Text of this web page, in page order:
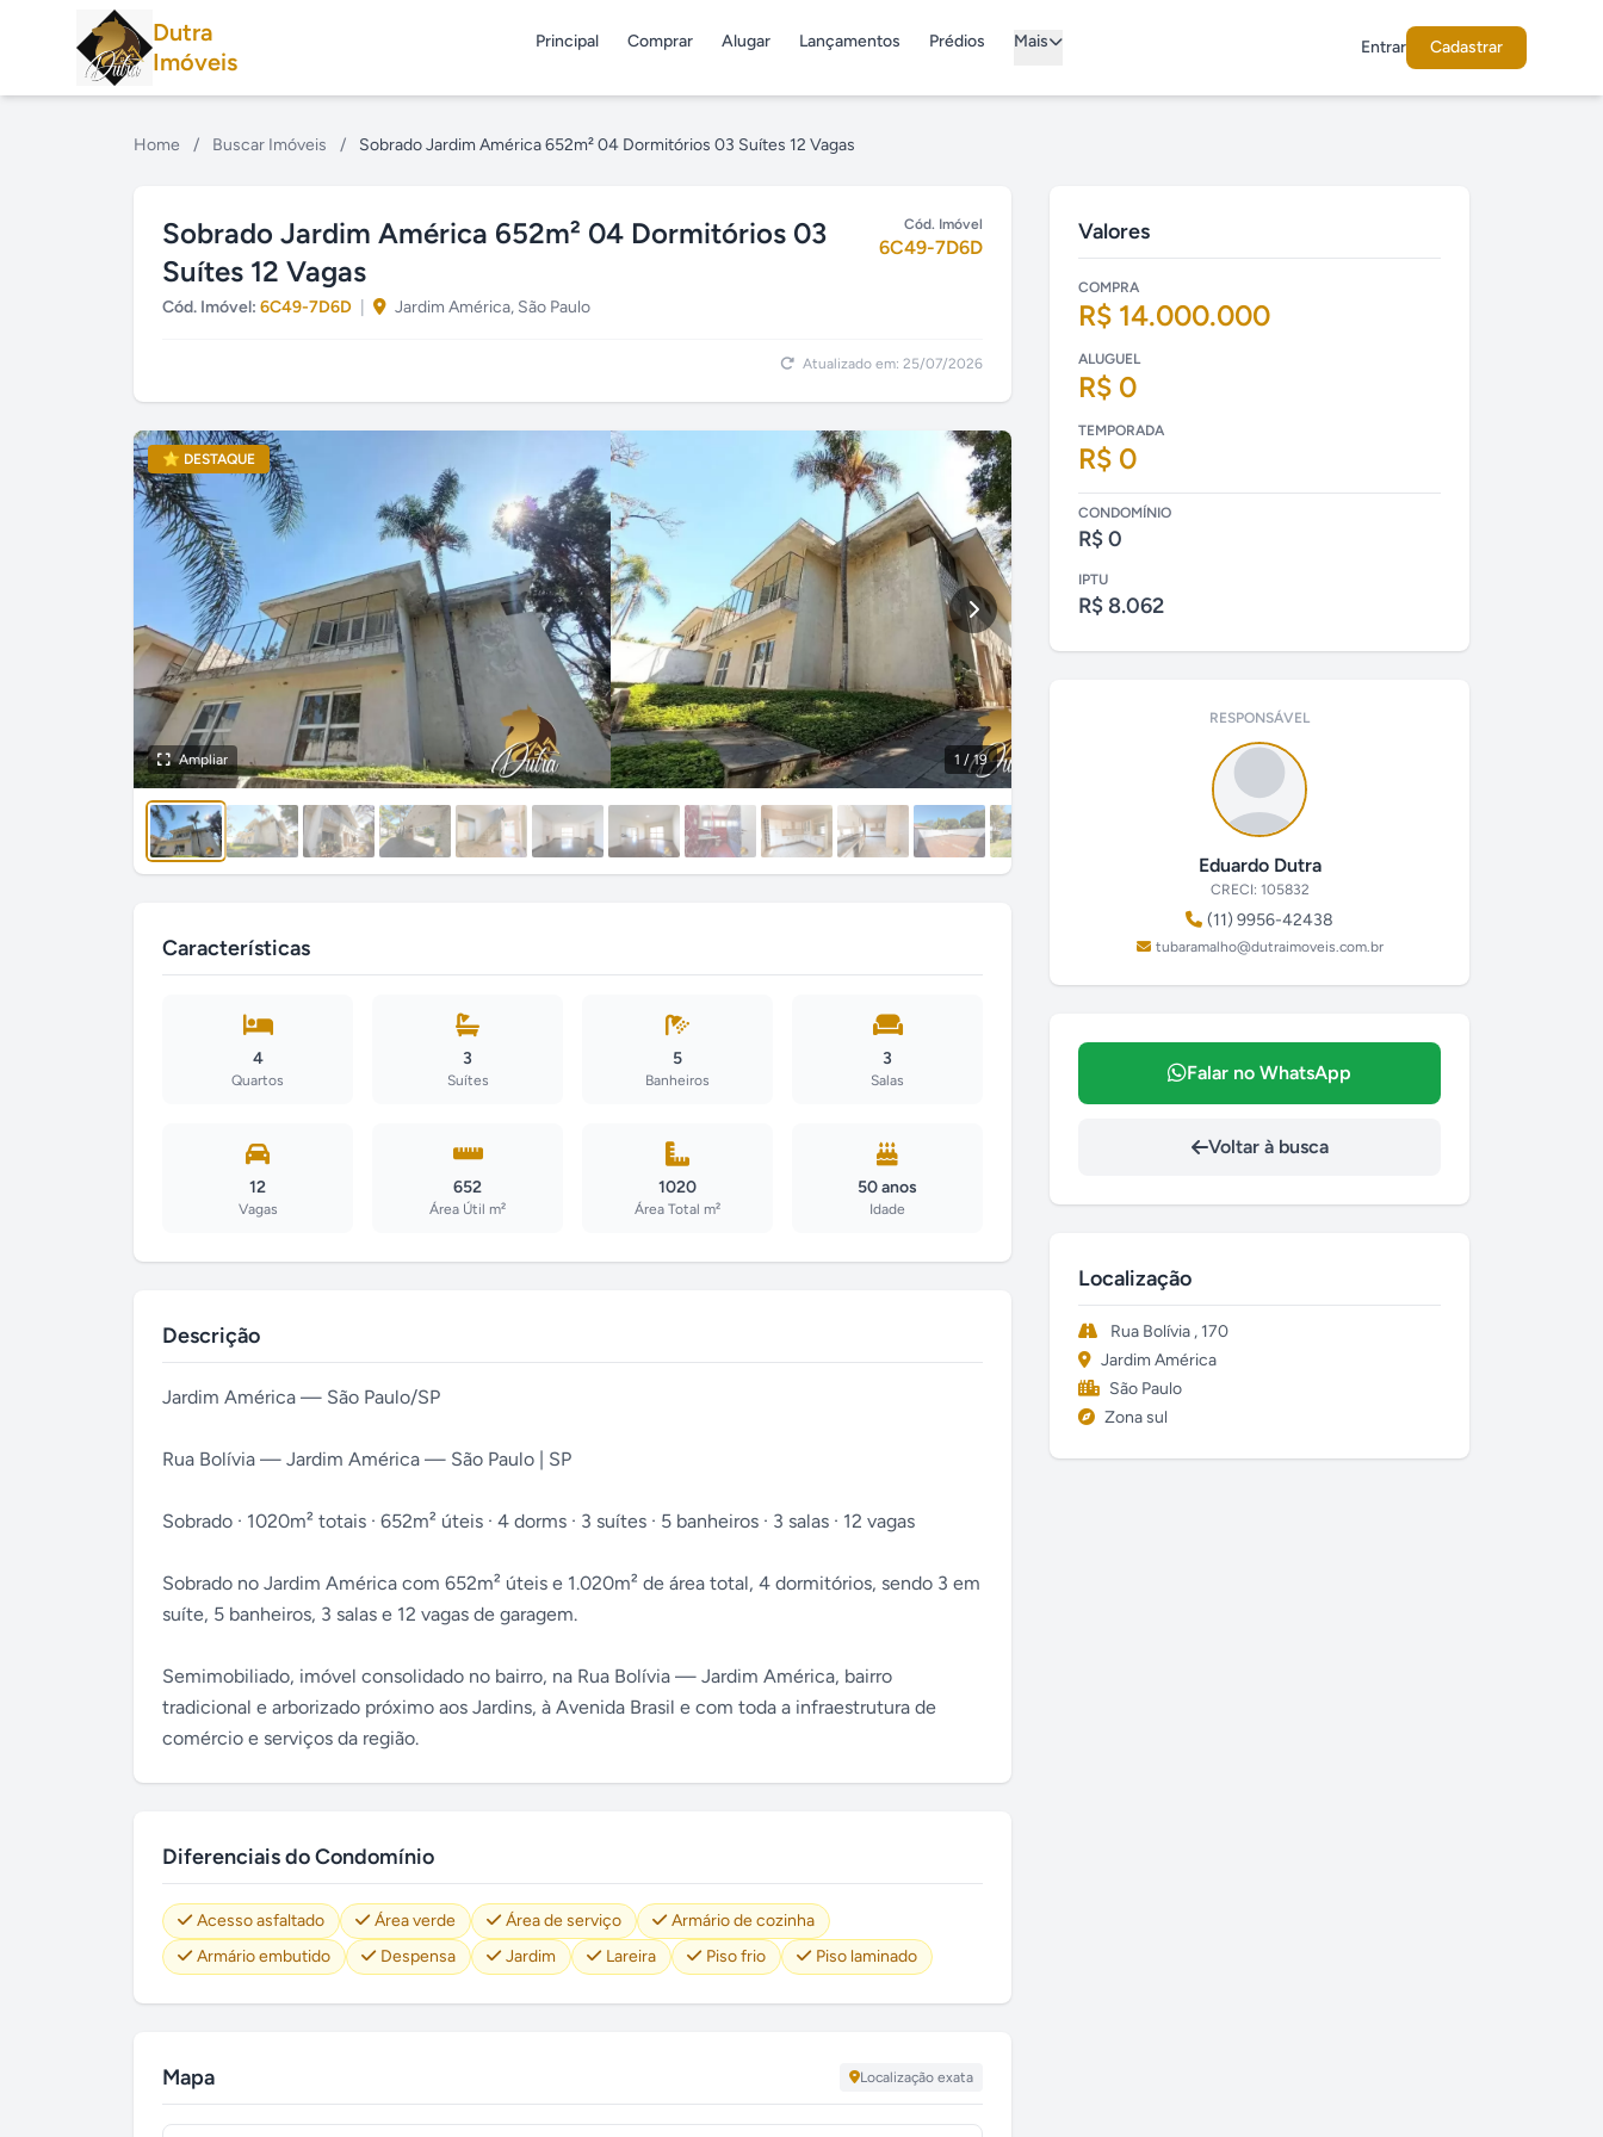
Dutra
Imóveis
Principal Comprar Alugar Lançamentos Prédios Mais Entrar Cadastrar
Home / Buscar Imóveis / Sobrado Jardim América 652m² 04 Dormitórios 03 Suítes 12 Vagas
Sobrado Jardim América 652m² 04 Dormitórios 03
Suítes 12 Vagas
Cód. Imóvel: 6C49-7D6D Jardim América, São Paulo
Cód. Imóvel
6C49-7D6D
Atualizado em: 25/07/2026
1 / 19
⭐ DESTAQUE
Ampliar
Características
4
Quartos
3
Suítes
5
Banheiros
3
Salas
12
Vagas
652
Área Útil m²
1020
Área Total m²
50 anos
Idade
Descrição
Jardim América — São Paulo/SP
Rua Bolívia — Jardim América — São Paulo | SP
Sobrado · 1020m² totais · 652m² úteis · 4 dorms · 3 suítes · 5 banheiros · 3 salas · 12 vagas
Sobrado no Jardim América com 652m² úteis e 1.020m² de área total, 4 dormitórios, sendo 3 em
suíte, 5 banheiros, 3 salas e 12 vagas de garagem.
Semimobiliado, imóvel consolidado no bairro, na Rua Bolívia — Jardim América, bairro
tradicional e arborizado próximo aos Jardins, à Avenida Brasil e com toda a infraestrutura de
comércio e serviços da região.
Diferenciais do Condomínio
Acesso asfaltado Área verde Área de serviço
Armário de cozinha
Armário embutido
Despensa Jardim Lareira Piso frio Piso laminado
Mapa Localização exata
Valores
COMPRA
R$ 14.000.000
ALUGUEL
R$ 0
TEMPORADA
R$ 0
CONDOMÍNIO
R$ 0
IPTU
R$ 8.062
RESPONSÁVEL
Eduardo Dutra
CRECI: 105832
(11) 9956-42438
tubaramalho@dutraimoveis.com.br
Falar no WhatsApp
Voltar à busca
Localização
Rua Bolívia , 170
Jardim América
São Paulo
Zona sul